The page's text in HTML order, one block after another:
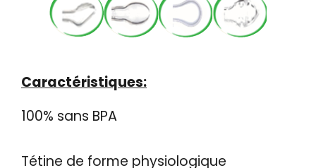
Caractéristiques:
100% sans BPA
Tétine de forme physiologique